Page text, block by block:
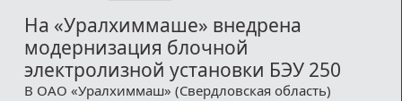
Пользовательское соглашение
На «Уралхиммаше» внедрена
модернизация блочной
электролизной установки БЭУ 250
В ОАО «Уралхиммаш» (Свердловская область)